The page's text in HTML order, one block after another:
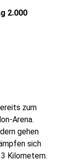
2.000
zum
Arena.
gehen
sich
Kilometern.